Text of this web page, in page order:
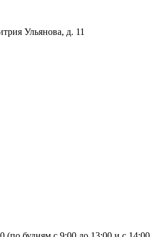
Ульянова, д. 11